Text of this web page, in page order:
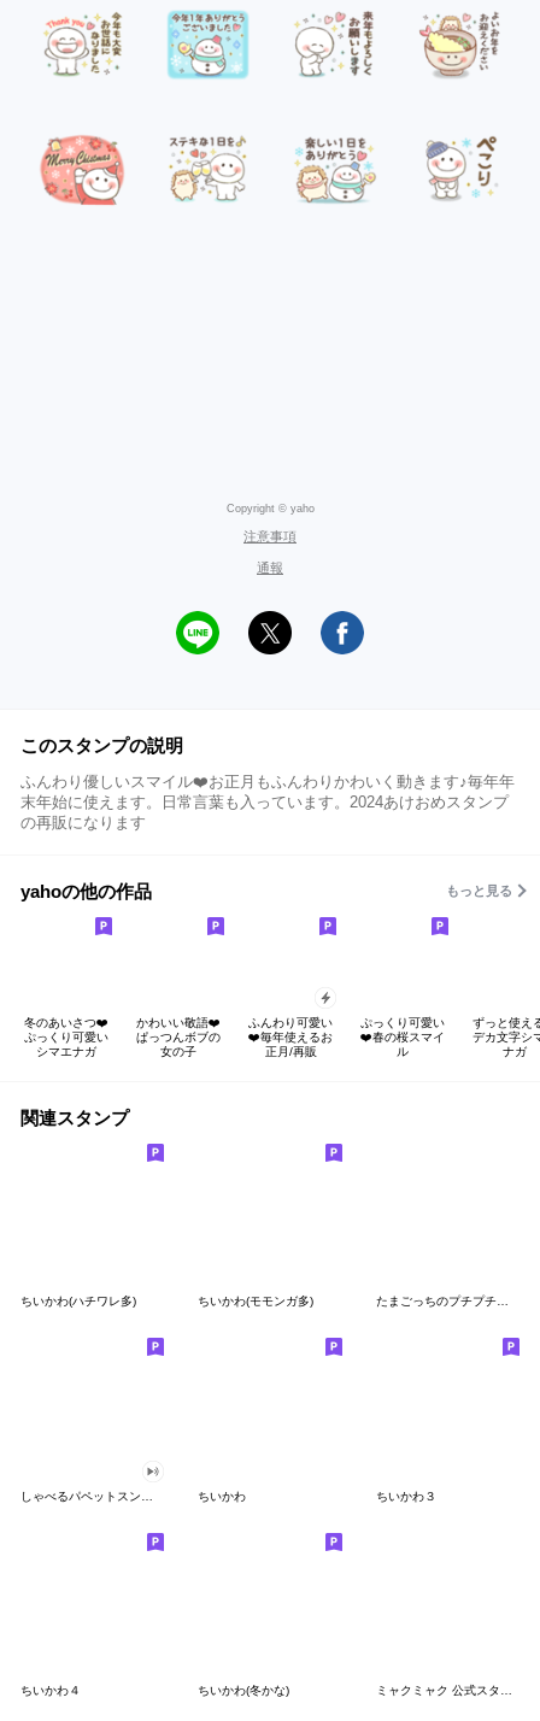
Copyright © yaho
注意事項
通報
このスタンプの説明
ふんわり優しいスマイル❤️お正月もふんわりかわいく動きます♪毎年年
末年始に使えます。日常言葉も入っています。2024あけおめスタンプ
の再販になります
yahoの他の作品 もっと見る
冬のあいさつ❤️
ぷっくり可愛い
シマエナガ
かわいい敬語❤️
ぱっつんボブの
女の子
ふんわり可愛い
❤️毎年使えるお
正月/再販
ぷっくり可愛い
❤️春の桜スマイ
ル
ずっと使え
デカ文字シ
ナガ
関連スタンプ
ちいかわ(ハチワレ多) ちいかわ(モモンガ多) たまごっちのプチプチおみせっち
ちいかわ ちいかわ３
ちいかわ４ ちいかわ(冬かな)